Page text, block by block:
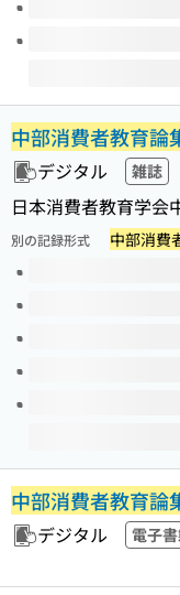
中部消費者教育論
デジタル 雑誌
日本消費者教育学
別の記録形式 中部消費
このタイトルの巻号
中部消費者教育論
デジタル 電子